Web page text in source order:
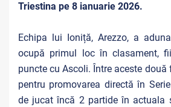
Triestina pe 8 ianuarie 2026.
Echipa lui Ioniță, Arezzo, a
ocupă primul loc în clasament,
puncte cu Ascoli. Între aceste
pentru promovarea directă în
de jucat încă 2 partide în actuala